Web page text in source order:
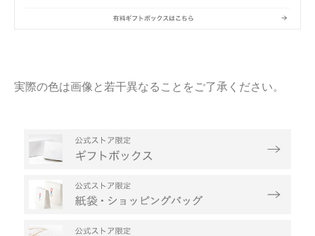
実際の色は画像と若干異なることをご了承ください。